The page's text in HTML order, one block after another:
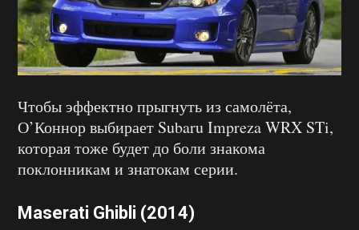
Чтобы эффектно прыгнуть из самолёта,
О’Коннор выбирает Subaru Impreza WRX STi,
которая тоже будет до боли знакома
поклонникам и знатокам серии.
Maserati Ghibli (2014)